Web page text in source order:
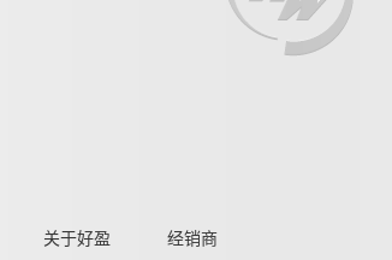
关于好盈 经销商